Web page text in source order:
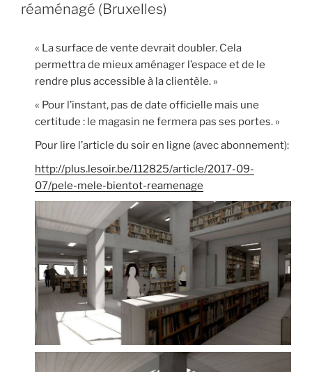
réaménagé (Bruxelles)
« La surface de vente devrait doubler. Cela
permettra de mieux aménager l’espace et de le
rendre plus accessible à la clientèle. »
« Pour l’instant, pas de date officielle mais une
certitude : le magasin ne fermera pas ses portes. »
Pour lire l’article du soir en ligne (avec abonnement):
http://plus.lesoir.be/112825/article/2017-09-
07/pele-mele-bientot-reamenage